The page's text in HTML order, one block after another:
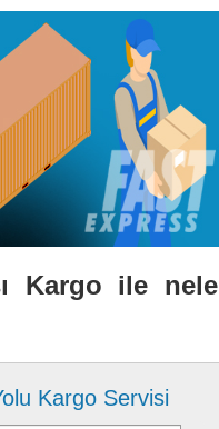
Kargo Servisi
Kargo ile